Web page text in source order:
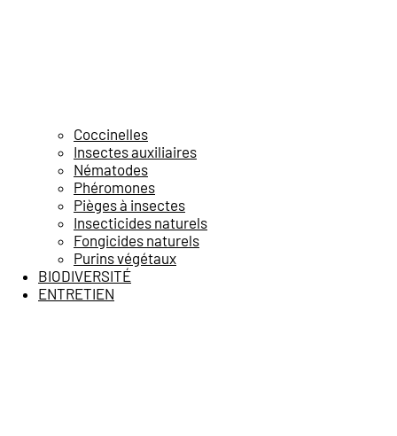
Coccinelles
Insectes auxiliaires
Nématodes
Phéromones
Pièges à insectes
Insecticides naturels
Fongicides naturels
Purins végétaux
BIODIVERSITÉ
ENTRETIEN